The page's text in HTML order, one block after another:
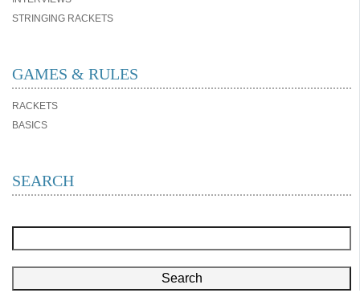
STRINGING RACKETS
GAMES & RULES
RACKETS
BASICS
SEARCH
Search